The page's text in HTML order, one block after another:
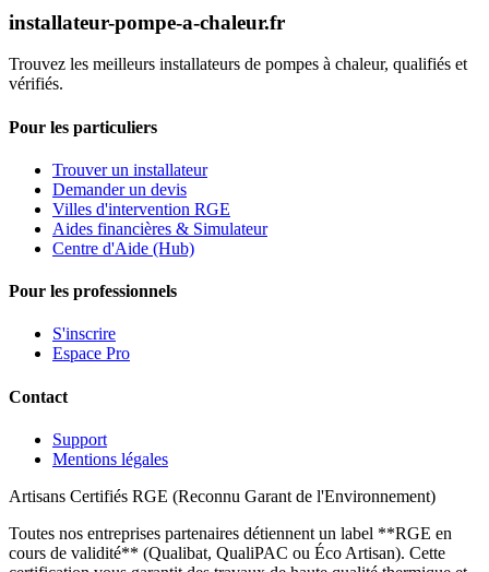
installateur-pompe-a-chaleur.fr
Trouvez les meilleurs installateurs de pompes à chaleur, qualifiés et
vérifiés.
Pour les particuliers
Trouver un installateur
Demander un devis
Villes d'intervention RGE
Aides financières & Simulateur
Centre d'Aide (Hub)
Pour les professionnels
S'inscrire
Espace Pro
Contact
Support
Mentions légales
Artisans Certifiés RGE (Reconnu Garant de l'Environnement)
Toutes nos entreprises partenaires détiennent un label **RGE en
cours de validité** (Qualibat, QualiPAC ou Éco Artisan). Cette